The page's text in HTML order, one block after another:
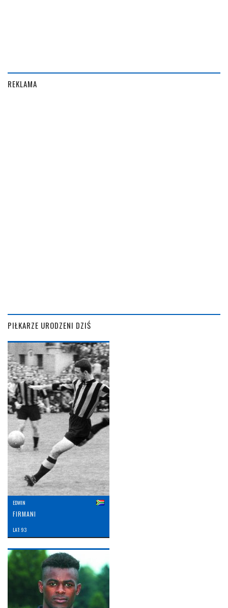
REKLAMA
PIŁKARZE URODZENI DZIŚ
EDWIN
FIRMANI
LAT: 93